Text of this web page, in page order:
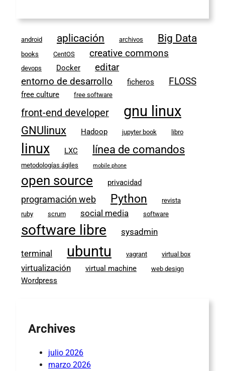
android aplicación archivos Big Data
books CentOS creative commons
devops Docker
editar
entorno de desarrollo
ficheros FLOSS
free culture free software
front-end developer gnu linux
GNUlinux Hadoop jupyter book libro
linux LXC línea de comandos
metodologías ágiles mobile phone
open source privacidad
programación web Python
revista
ruby
scrum social media software
software libre sysadmin
terminal ubuntu vagrant virtual box
virtualización virtual machine web design
Wordpress
Archives
julio 2026
marzo 2026